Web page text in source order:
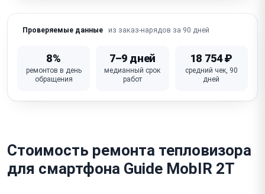
Проверяемые данные из заказ-нарядов за 90 дней
8%
ремонтов в день
обращения
7–9 дней
медианный срок
работ
18 754 ₽
средний чек, 90
дней
Стоимость ремонта тепловизора
для смартфона Guide MobIR 2T